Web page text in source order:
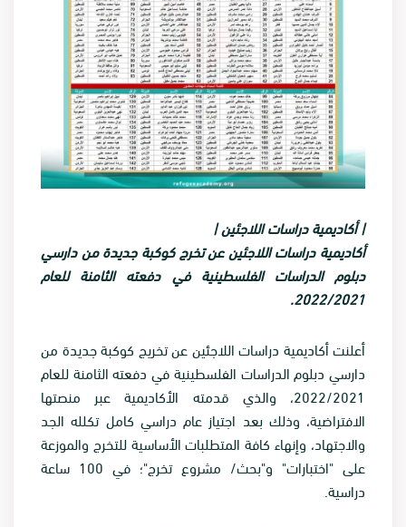
| أكاديمية دراسات اللاجئين |
أكاديمية دراسات اللاجئين عن تخرج كوكبة جديدة من دارسي
دبلوم الدراسات الفلسطينية في دفعته الثامنة للعام
2022/2021.
أعلنت أكاديمية دراسات اللاجئين عن تخريج كوكبة جديدة من
دارسي دبلوم الدراسات الفلسطينية في دفعته الثامنة للعام
2022/2021، والذي قدمته الأكاديمية عبر منصتها
الافتراضية، وذلك بعد اجتياز عام دراسي كامل تكلله الجد
والاجتهاد، وإنهاء كافة المتطلبات الأساسية للتخرج والموزعة
على "اختبارات" و"بحث/ مشروع تخرج"؛ في 100 ساعة
دراسية.